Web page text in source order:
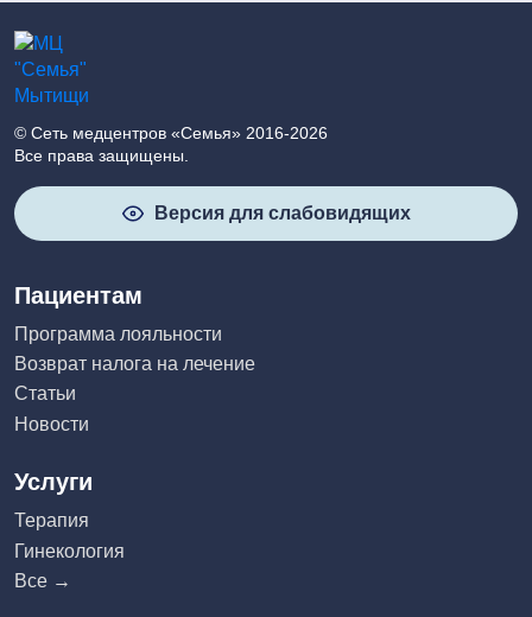
© Сеть медцентров «Семья» 2016-2026
Все права защищены.
Версия для слабовидящих
Пациентам
Программа лояльности
Возврат налога на лечение
Статьи
Новости
Услуги
Терапия
Гинекология
Все →